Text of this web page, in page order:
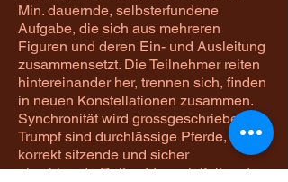
Min. dauernde, selbsterfundene
Aufgabe, die sich aus mehreren
Figuren und deren Ein- und Ausleitung
zusammensetzt. Die Teilnehmer reiten
hintereinander her, trennen sich, finden
in neuen Konstellationen zusammen.
Synchronität wird grossgeschrieben!
Trumpf sind durchlässige Pferde,
korrekt sitzende und sicher
einwirkende Reiter, Ideenvielfalt und